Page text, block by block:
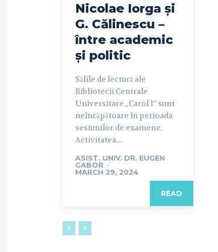
Nicolae Iorga și
G. Călinescu –
între academic
și politic
Sălile de lectură ale
Bibliotecii Centrale
Universitare „Carol I” sunt
neîncăpătoare în perioada
sesiunilor de examene.
Activitatea...
ASIST. UNIV. DR. EUGEN
GABOR -
MARCH 29, 2024
READ